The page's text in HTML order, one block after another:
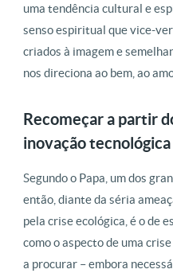
uma tendência cultural e
senso espiritual que vice-
criados à imagem e
nos direciona ao bem, ao
Recomeçar a partir
inovação
Segundo o Papa, um dos
então, diante da séria
pela crise ecológica, é o de
como o aspecto de uma
a procurar – embora